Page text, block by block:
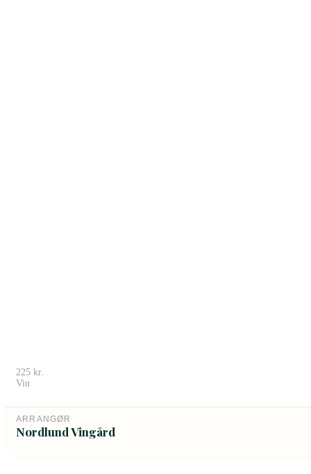
225 kr.
Vin
ARRANGØR
Nordlund Vingård